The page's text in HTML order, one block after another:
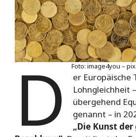
Foto: image4you –
D
er Europäische
Lohngleichheit
übergehend
genannt – in
„Die Kunst